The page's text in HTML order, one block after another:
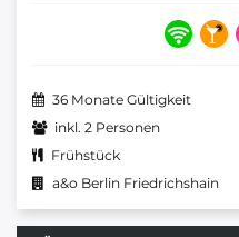
36 Monate Gültigkeit
inkl. 2 Personen
Frühstück
a&o Berlin Friedrichshain